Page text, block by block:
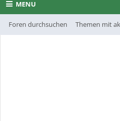
MENU
Foren durchsuchen Themen mit